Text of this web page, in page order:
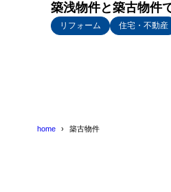
築浅物件と築古物件
リフォーム
住宅・不動産
home 築古物件